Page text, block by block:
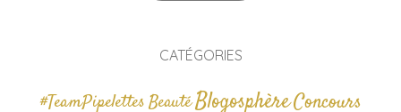
CATÉGORIES
#TeamPipelettesBeautéBlogosphèreConcours